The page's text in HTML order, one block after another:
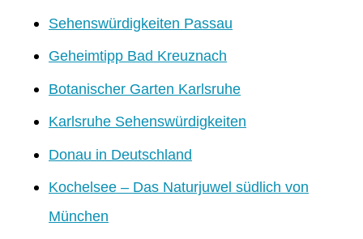
Sehenswürdigkeiten Passau
Geheimtipp Bad Kreuznach
Botanischer Garten Karlsruhe
Karlsruhe Sehenswürdigkeiten
Donau in Deutschland
Kochelsee – Das Naturjuwel südlich von
München